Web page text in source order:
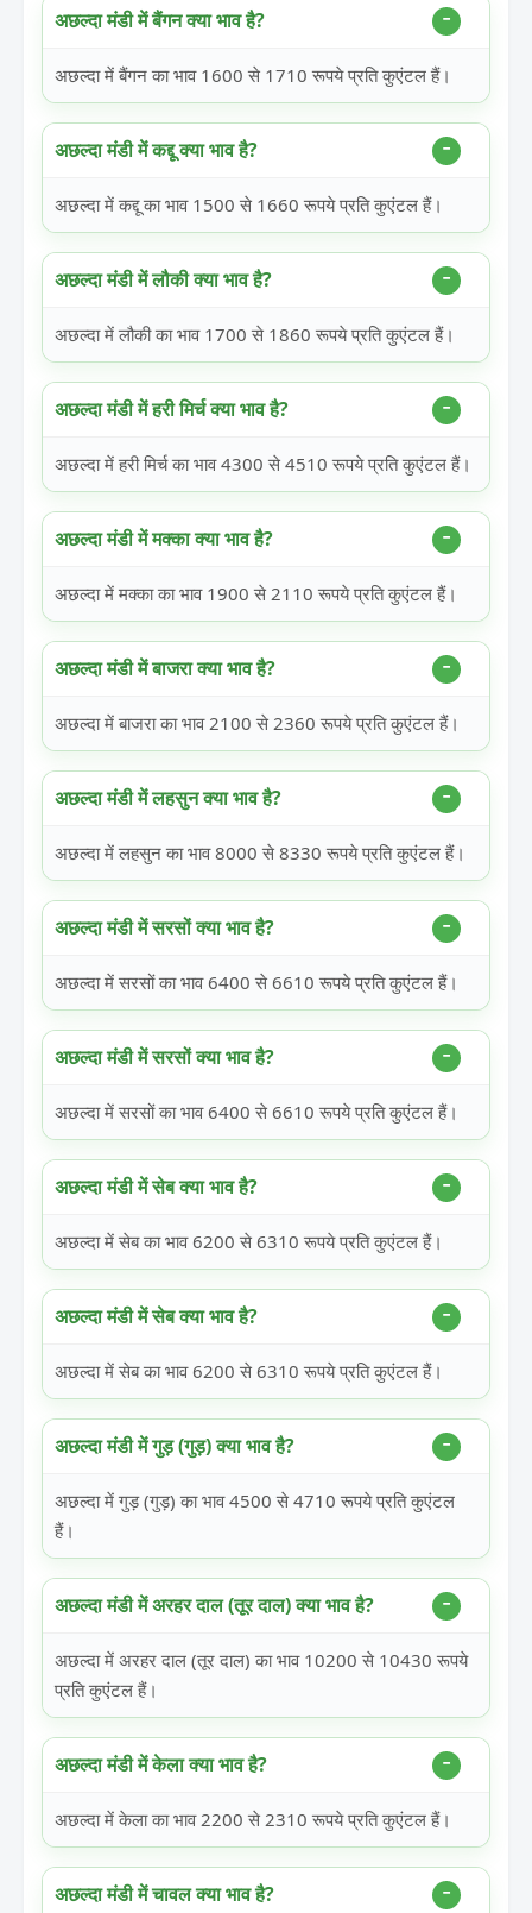
अछल्दा मंडी में बैंगन क्या भाव है?
अछल्दा में बैंगन का भाव 1600 से 1710 रूपये प्रति कुएंटल हैं।
अछल्दा मंडी में कद्दू क्या भाव है?
अछल्दा में कद्दू का भाव 1500 से 1660 रूपये प्रति कुएंटल हैं।
अछल्दा मंडी में लौकी क्या भाव है?
अछल्दा में लौकी का भाव 1700 से 1860 रूपये प्रति कुएंटल हैं।
अछल्दा मंडी में हरी मिर्च क्या भाव है?
अछल्दा में हरी मिर्च का भाव 4300 से 4510 रूपये प्रति कुएंटल हैं।
अछल्दा मंडी में मक्का क्या भाव है?
अछल्दा में मक्का का भाव 1900 से 2110 रूपये प्रति कुएंटल हैं।
अछल्दा मंडी में बाजरा क्या भाव है?
अछल्दा में बाजरा का भाव 2100 से 2360 रूपये प्रति कुएंटल हैं।
अछल्दा मंडी में लहसुन क्या भाव है?
अछल्दा में लहसुन का भाव 8000 से 8330 रूपये प्रति कुएंटल हैं।
अछल्दा मंडी में सरसों क्या भाव है?
अछल्दा में सरसों का भाव 6400 से 6610 रूपये प्रति कुएंटल हैं।
अछल्दा मंडी में सरसों क्या भाव है?
अछल्दा में सरसों का भाव 6400 से 6610 रूपये प्रति कुएंटल हैं।
अछल्दा मंडी में सेब क्या भाव है?
अछल्दा में सेब का भाव 6200 से 6310 रूपये प्रति कुएंटल हैं।
अछल्दा मंडी में सेब क्या भाव है?
अछल्दा में सेब का भाव 6200 से 6310 रूपये प्रति कुएंटल हैं।
अछल्दा मंडी में गुड़ (गुड़) क्या भाव है?
अछल्दा में गुड़ (गुड़) का भाव 4500 से 4710 रूपये प्रति कुएंटल
हैं।
अछल्दा मंडी में अरहर दाल (तूर दाल) क्या भाव है?
अछल्दा में अरहर दाल (तूर दाल) का भाव 10200 से 10430 रूपये
प्रति कुएंटल हैं।
अछल्दा मंडी में केला क्या भाव है?
अछल्दा में केला का भाव 2200 से 2310 रूपये प्रति कुएंटल हैं।
अछल्दा मंडी में चावल क्या भाव है?